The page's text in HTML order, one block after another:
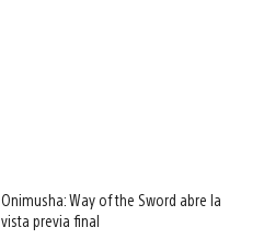
Onimusha: Way of the Sword abre la
vista previa final